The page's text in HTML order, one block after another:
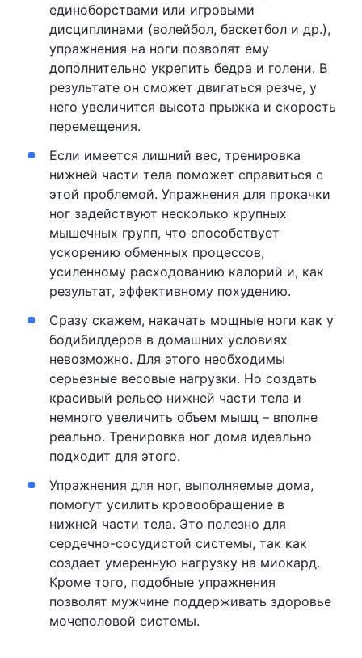
единоборствами или игровыми
дисциплинами (волейбол, баскетбол и др.),
упражнения на ноги позволят ему
дополнительно укрепить бедра и голени. В
результате он сможет двигаться резче, у
него увеличится высота прыжка и скорость
перемещения.
Если имеется лишний вес, тренировка
нижней части тела поможет справиться с
этой проблемой. Упражнения для прокачки
ног задействуют несколько крупных
мышечных групп, что способствует
ускорению обменных процессов,
усиленному расходованию калорий и, как
результат, эффективному похудению.
Сразу скажем, накачать мощные ноги как у
бодибилдеров в домашних условиях
невозможно. Для этого необходимы
серьезные весовые нагрузки. Но создать
красивый рельеф нижней части тела и
немного увеличить объем мышц – вполне
реально. Тренировка ног дома идеально
подходит для этого.
Упражнения для ног, выполняемые дома,
помогут усилить кровообращение в
нижней части тела. Это полезно для
сердечно-сосудистой системы, так как
создает умеренную нагрузку на миокард.
Кроме того, подобные упражнения
позволят мужчине поддерживать здоровье
мочеполовой системы.